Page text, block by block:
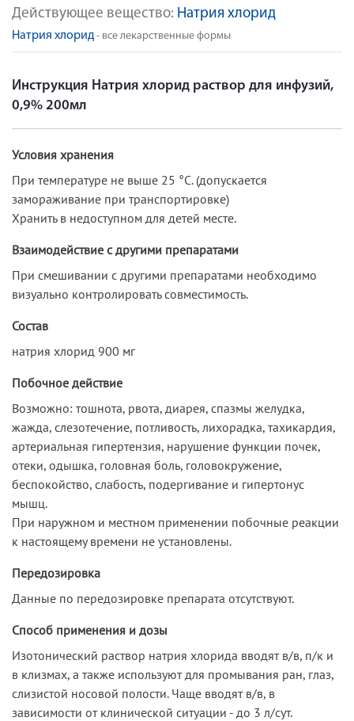
Действующее вещество: Натрия хлорид
Натрия хлорид - все лекарственные формы
Инструкция Натрия хлорид раствор для инфузий,
0,9% 200мл
Условия хранения
При температуре не выше 25 °C. (допускается
замораживание при транспортировке)
Хранить в недоступном для детей месте.
Взаимодействие с другими препаратами
При смешивании с другими препаратами необходимо
визуально контролировать совместимость.
Состав
натрия хлорид 900 мг
Побочное действие
Возможно: тошнота, рвота, диарея, спазмы желудка,
жажда, слезотечение, потливость, лихорадка, тахикардия,
артериальная гипертензия, нарушение функции почек,
отеки, одышка, головная боль, головокружение,
беспокойство, слабость, подергивание и гипертонус
мышц.
При наружном и местном применении побочные реакции
к настоящему времени не установлены.
Передозировка
Данные по передозировке препарата отсутствуют.
Способ применения и дозы
Изотонический раствор натрия хлорида вводят в/в, п/к и
в клизмах, а также используют для промывания ран, глаз,
слизистой носовой полости. Чаще вводят в/в, в
зависимости от клинической ситуации - до 3 л/сут.